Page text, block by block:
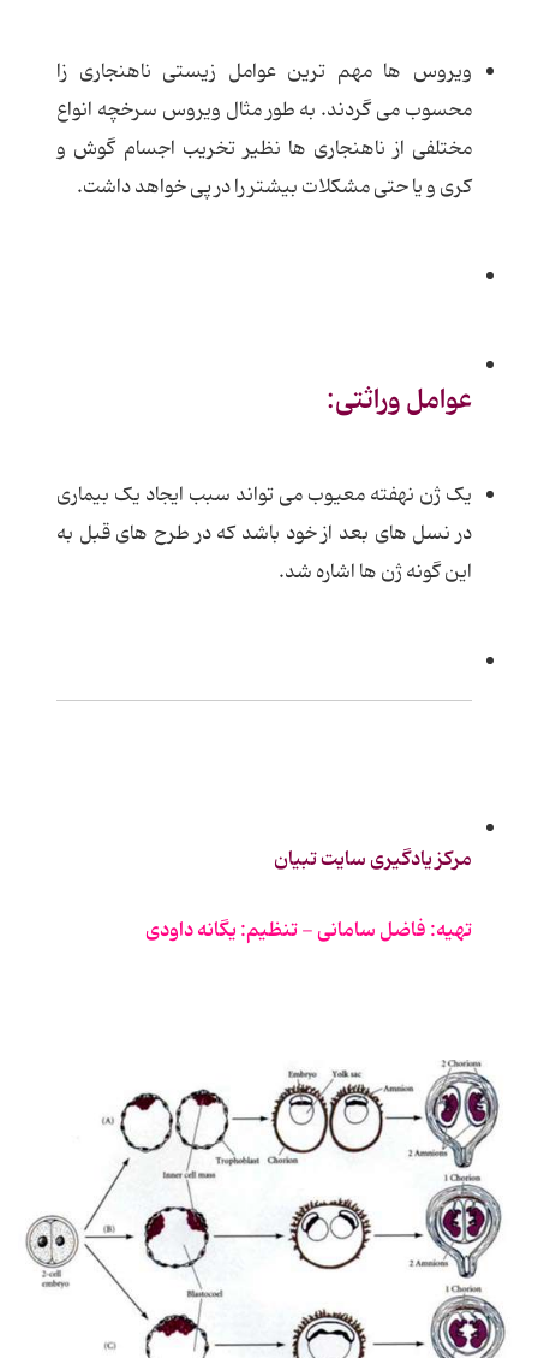
ویروس ها مهم ترین عوامل زیستی ناهنجاری زا
محسوب می گردند. به طور مثال ویروس سرخچه انواع
مختلفی از ناهنجاری ها نظیر تخریب اجسام گوش و
کری و یا حتی مشکلات بیشتر را در پی خواهد داشت.
عوامل وراثتی:
یک ژن نهفته معیوب می تواند سبب ایجاد یک بیماری
در نسل های بعد از خود باشد که در طرح های قبل به
این گونه ژن ها اشاره شد.
مرکز یادگیری سایت تبیان
تهیه: فاضل سامانی - تنظیم: یگانه داودی